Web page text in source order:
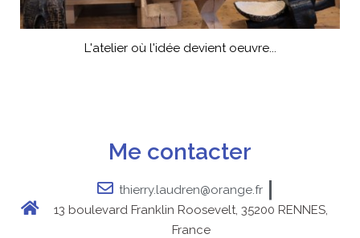
L'atelier où l'idée devient oeuvre...
Me contacter
thierry.laudren@orange.fr
13 boulevard Franklin Roosevelt, 35200 RENNES,
France